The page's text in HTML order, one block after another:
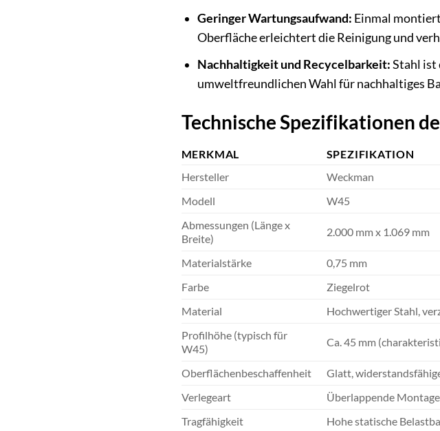
Geringer Wartungsaufwand: Einmal
Oberfläche erleichtert die Reinigung und
Nachhaltigkeit und Recycelbarkeit:Stahl ist
umweltfreundlichen Wahl für nachhaltiges
Technische Spezifikationen
MERKMAL
SPEZIFIKATION
Hersteller
Weckman
Modell
W45
Abmessungen (Länge x
Breite)
2.000 mm x 1.069 mm
Materialstärke
0,75 mm
Farbe
Ziegelrot
Material
Hochwertiger Stahl,
Profilhöhe (typisch für
W45)
Ca. 45 mm
Oberflächenbeschaffenheit
Glatt,
Verlegeart
Überlappende
Tragfähigkeit
Hohe statische